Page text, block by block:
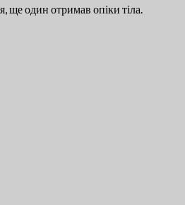
ще один отримав опіки тіла.